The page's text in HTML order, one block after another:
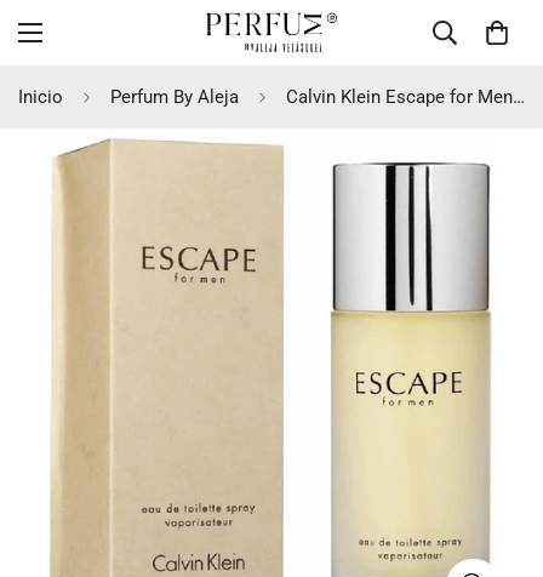
Inicio Perfum By Aleja Calvin Klein Escape for Men EDT 100ml Hombre